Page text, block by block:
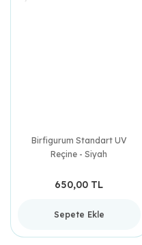
Birfigurum Standart UV
Reçine - Siyah
650,00 TL
Sepete Ekle